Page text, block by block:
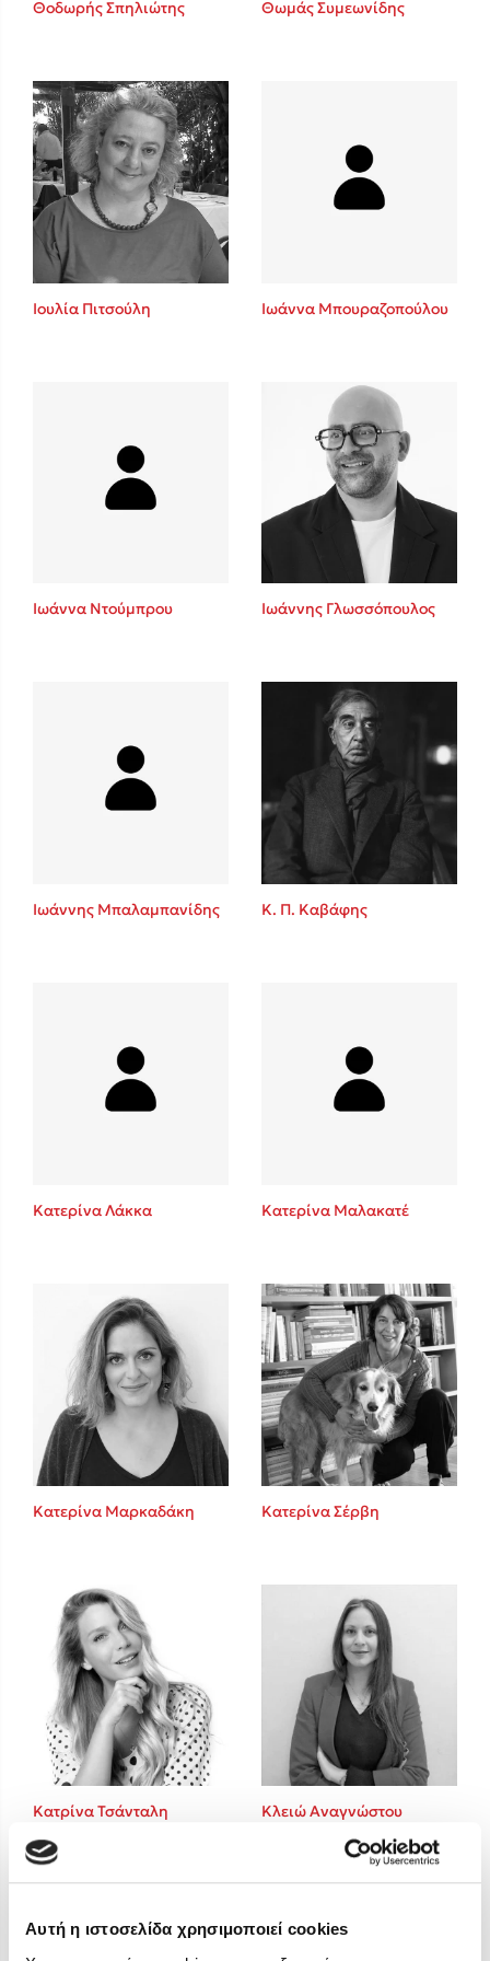
Αυτή η ιστοσελίδα χρησιμοποιεί cookies
Sebastian Fitzek
Playlist
Ιωάννης Γλωσσόπουλος
Ένας γίγαντας στο σχολείο
Δανάη Δεληγεώργη
Δημοφιλείς Συγγραφείς
Φυστίκι ΠουΚυλάει
Παύλος Καστανάς
El Sombrero
Στέφανος Ξενάκης
Sebastian Fitzek
Lucinda Riley
Mimi Matthews
Benzamin Bécue
Rebecca Yarros
Teo Benedetti
Τζένη Κουτσοδημητροπούλου
Ali Hazelwood
Cori Doerrfeld
Pierdomenico Baccalario
Δανάη Ιμπραχήμ
Θοδωρής Σπηλιώτης Θωμάς Συμεωνίδης
Ιουλία Πιτσούλη Ιωάννα Μπουραζοπούλου
Ιωάννα Ντούμπρου Ιωάννης Γλωσσόπουλος
Ιωάννης Μπαλαμπανίδης Κ. Π. Καβάφης
Κατερίνα Λάκκα Κατερίνα Μαλακατέ
Κατερίνα Μαρκαδάκη Κατερίνα Σέρβη
Κατρίνα Τσάνταλη Κλειώ Αναγνώστου